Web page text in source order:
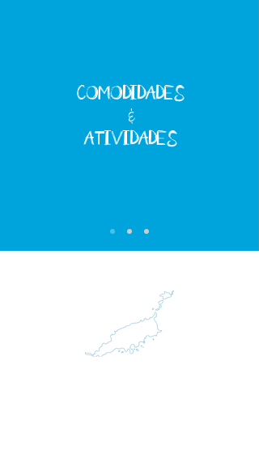
COMODIDADES
&
ATIVIDADES